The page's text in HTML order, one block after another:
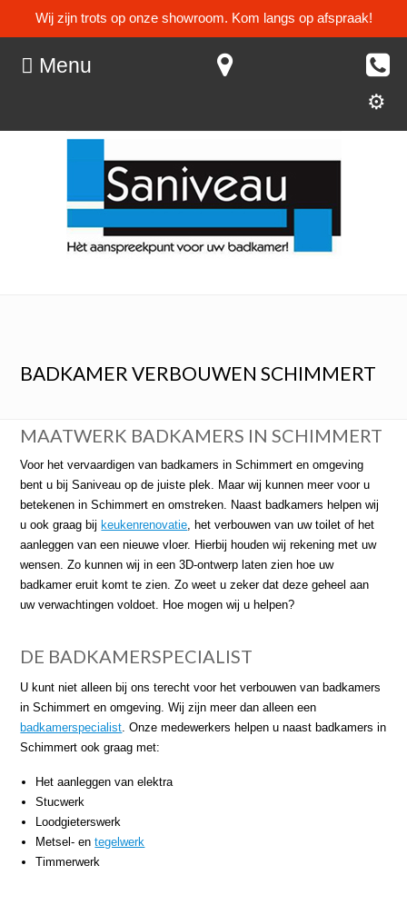
Wij zijn trots op onze showroom. Kom langs op afspraak!
Menu
BADKAMER VERBOUWEN SCHIMMERT
MAATWERK BADKAMERS IN SCHIMMERT
Voor het vervaardigen van badkamers in Schimmert en omgeving
bent u bij Saniveau op de juiste plek. Maar wij kunnen meer voor u
betekenen in Schimmert en omstreken. Naast badkamers helpen wij
u ook graag bij keukenrenovatie, het verbouwen van uw toilet of het
aanleggen van een nieuwe vloer. Hierbij houden wij rekening met uw
wensen. Zo kunnen wij in een 3D-ontwerp laten zien hoe uw
badkamer eruit komt te zien. Zo weet u zeker dat deze geheel aan
uw verwachtingen voldoet. Hoe mogen wij u helpen?
DE BADKAMERSPECIALIST
U kunt niet alleen bij ons terecht voor het verbouwen van badkamers
in Schimmert en omgeving. Wij zijn meer dan alleen een
badkamerspecialist. Onze medewerkers helpen u naast badkamers in
Schimmert ook graag met:
Het aanleggen van elektra
Stucwerk
Loodgieterswerk
Metsel- entegelwerk
Timmerwerk